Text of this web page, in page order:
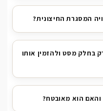
המסגרת החיצונית?
בחלק מסט ולהזמין אותו
הוא מאובטח?